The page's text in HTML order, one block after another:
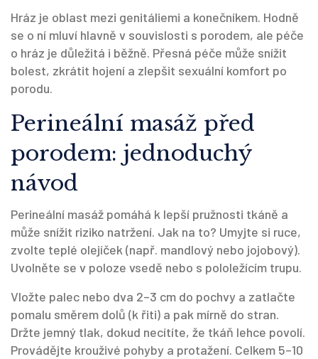
Hráz je oblast mezi genitáliemi a konečníkem. Hodně
se o ní mluví hlavně v souvislosti s porodem, ale péče
o hráz je důležitá i běžně. Přesná péče může snížit
bolest, zkrátit hojení a zlepšit sexuální komfort po
porodu.
Perineální masáž před
porodem: jednoduchý
návod
Perineální masáž pomáhá k lepší pružnosti tkáně a
může snížit riziko natržení. Jak na to? Umyjte si ruce,
zvolte teplé olejíček (např. mandlový nebo jojobový).
Uvolněte se v poloze vsedě nebo s pololežícím trupu.
Vložte palec nebo dva 2–3 cm do pochvy a zatlačte
pomalu směrem dolů (k řiti) a pak mírně do stran.
Držte jemný tlak, dokud necítíte, že tkáň lehce povolí.
Provádějte krouživé pohyby a protažení. Celkem 5–10